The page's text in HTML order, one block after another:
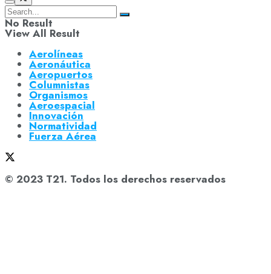
No Result
View All Result
Aerolíneas
Aeronáutica
Aeropuertos
Columnistas
Organismos
Aeroespacial
Innovación
Normatividad
Fuerza Aérea
© 2023 T21. Todos los derechos reservados